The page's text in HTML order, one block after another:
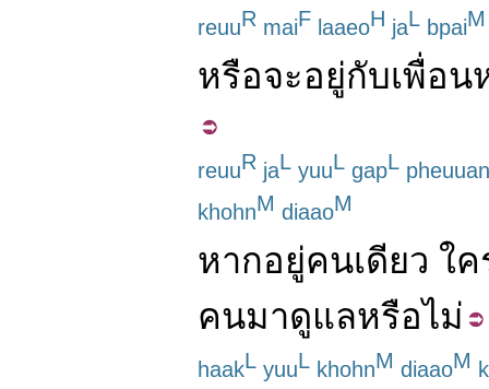
reuuR maiF laaeoH jaL bpaiM
หรือจะอยู่กับเพื่อน
reuuR jaL yuuL gapL pheuuan
khohnM diaaoM
หากอยู่คนเดียว ใค
คนมาดูแลหรือไม่
haakL yuuL khohnM diaaoM